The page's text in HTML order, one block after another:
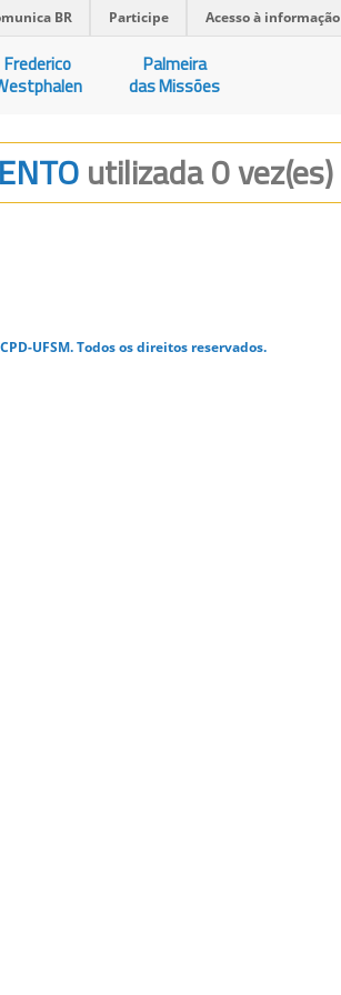
BR Participe Acesso à informação
Frederico
Palmeira
das Missões
utilizada 0 vez(es)
UFSM. Todos os direitos reservados.